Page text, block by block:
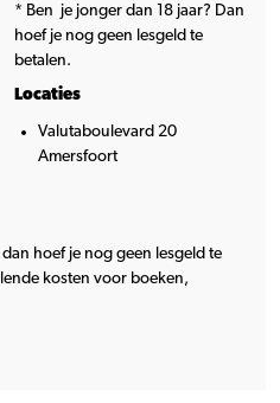
* Ben je jonger dan 18 jaar? Dan
hoef je nog geen lesgeld te
betalen.
Locaties
Valutaboulevard 20
Amersfoort
hoef je nog geen lesgeld te
kosten voor boeken,